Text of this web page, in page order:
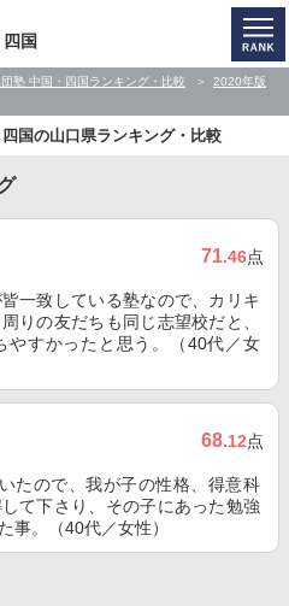
国
塾 中国・四国ランキング・比較
2020年版
国の山口県ランキング・比較
71.46点
一致している塾なので、カリキ
りの友だちも同じ志望校だと、
やすかったと思う。（40代／女
68.12点
たので、我が子の性格、得意科
て下さり、その子にあった勉強
事。（40代／女性）